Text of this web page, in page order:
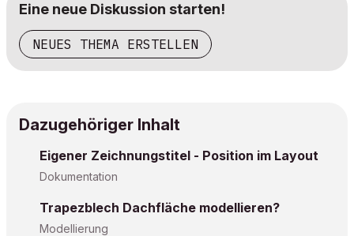
Eine neue Diskussion starten!
NEUES THEMA ERSTELLEN
Dazugehöriger Inhalt
Eigener Zeichnungstitel - Position im Layout
Dokumentation
Trapezblech Dachfläche modellieren?
Modellierung